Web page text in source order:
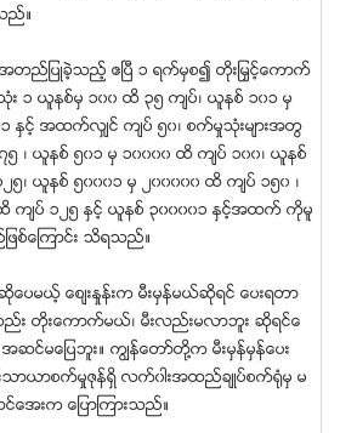
သည္။
တည္ျပဳခဲ့သည့္ ဧၿပီ ၁ ရက္မွစ၍ တိုးျမႇင့္ေကာက္
း ၁ ယူနစ္မွ ၁၀၀ ထိ ၃၅ က်ပ္၊ ယူနစ္ ၁၀၁ မွ
ႏွင့္ အထက္လွ်င္ က်ပ္ ၅၀၊ စက္မႈသံုးမ်ားအတြ
၊ ယူနစ္ ၅၀၁ မွ ၁၀၀၀၀ ထိ က်ပ္ ၁၀၀၊ ယူနစ္
၅၊ ယူနစ္ ၅၀၀၀၁ မွ ၂၀၀၀၀၀ ထိ က်ပ္ ၁၅၀ ၊
ထိ က်ပ္ ၁၂၅ ႏွင့္ ယူနစ္ ၃၀၀၀၀၁ ႏွင့္အထက္ ကိုမူ
ဖစ္ေၾကာင္း သိရသည္။
မယ့္ ေစ်းႏႈန္းက မီးမွန္မယ္ဆိုရင္ ေပးရတာ
း တိုးေကာက္မယ္၊ မီးလည္းမလာဘူး ဆိုရင္ေ
င္မေျပဘူး။ ကြၽန္ေတာ္တို႔က မီးမွန္မွန္ေပး
သာယာစက္မႈဇုန္ရွိ လက္၀ါးအထည္ခ်ဳပ္စက္ရံုမွ မ
င္ေအးက ေျပာၾကားသည္။